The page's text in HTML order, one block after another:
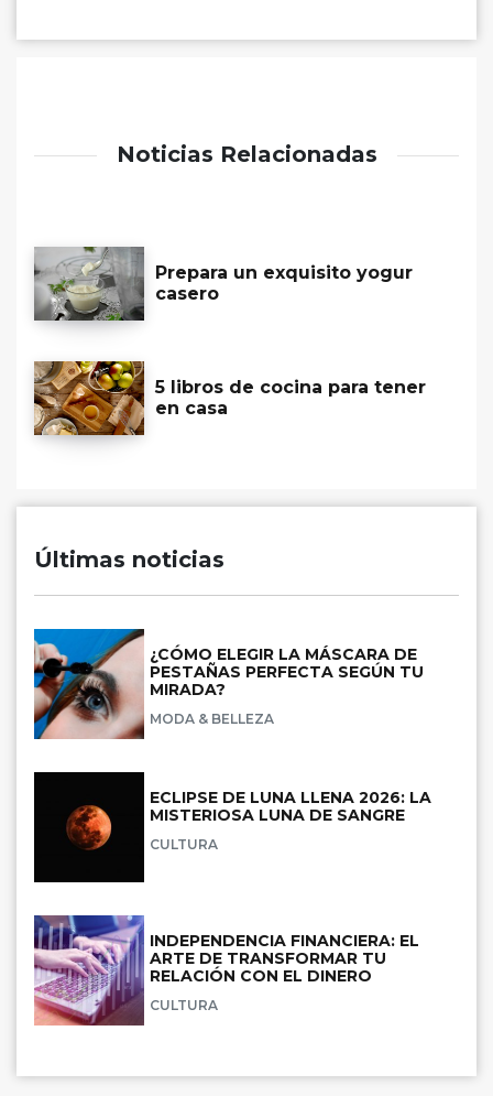
Noticias Relacionadas
Prepara un exquisito yogur
casero
5 libros de cocina para tener
en casa
Últimas noticias
¿CÓMO ELEGIR LA MÁSCARA DE
PESTAÑAS PERFECTA SEGÚN TU
MIRADA?
MODA & BELLEZA
ECLIPSE DE LUNA LLENA 2026: LA
MISTERIOSA LUNA DE SANGRE
CULTURA
INDEPENDENCIA FINANCIERA: EL
ARTE DE TRANSFORMAR TU
RELACIÓN CON EL DINERO
CULTURA